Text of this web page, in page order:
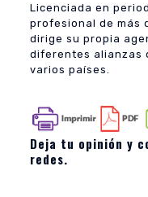
Licenciada en
profesional de más
dirige su propia
diferentes alianzas
varios países.
Deja tu opinión y
redes.